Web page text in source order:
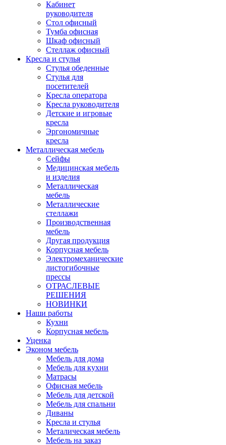
Кабинет
руководителя
Стол офисный
Тумба офисная
Шкаф офисный
Стеллаж офисный
Кресла и стулья
Стулья обеденные
Стулья для
посетителей
Кресла оператора
Кресла руководителя
Детские и игровые
кресла
Эргономичные
кресла
Металлическая мебель
Сейфы
Медицинская мебель
и изделия
Металлическая
мебель
Металлические
стеллажи
Производственная
мебель
Другая продукция
Корпусная мебель
Электромеханические
листогибочные
прессы
ОТРАСЛЕВЫЕ
РЕШЕНИЯ
НОВИНКИ
Наши работы
Кухни
Корпусная мебель
Уценка
Эконом мебель
Мебель для дома
Мебель для кухни
Матрасы
Офисная мебель
Мебель для детской
Мебель для спальни
Диваны
Кресла и стулья
Металическая мебель
Мебель на заказ